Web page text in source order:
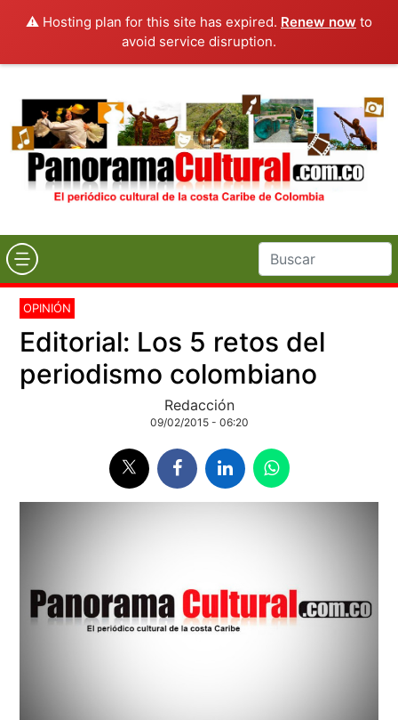
⚠️ Hosting plan for this site has expired. Renew now to
avoid service disruption.
OPINIÓN
Editorial: Los 5 retos del
periodismo colombiano
Redacción
09/02/2015 - 06:20